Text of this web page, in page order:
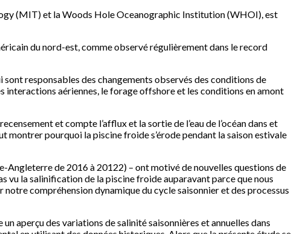
(MIT) et la Woods Hole Oceanographic Institution (WHOI), est
du nord-est, comme observé régulièrement dans le record
responsables des changements observés des conditions de
interactions aériennes, le forage offshore et les conditions en amont
et compte l’afflux et la sortie de l’eau de l’océan dans et
pourquoi la piscine froide s’érode pendant la saison estivale
Angleterre de 2016 à 20122) – ont motivé de nouvelles questions de
vu la salinification de la piscine froide auparavant parce que nous
compréhension dynamique du cycle saisonnier et des processus
aperçu des variations de salinité saisonnières et annuelles dans